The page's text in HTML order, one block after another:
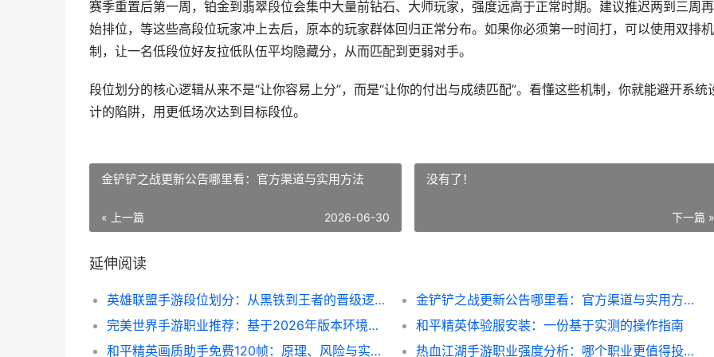
赛季重置后第一周，铂金到翡翠段位会集中大量前钻石、大师玩家，强度远高于正常时期。建议推迟两到三周
始排位，等这些高段位玩家冲上去后，原本的玩家群体回归正常分布。如果你必须第一时间打，可以使用双排机
制，让一名低段位好友拉低队伍平均隐藏分，从而匹配到更弱对手。
段位划分的核心逻辑从来不是“让你容易上分”，而是“让你的付出与成绩匹配”。看懂这些机制，你就能避开系统
计的陷阱，用更低场次达到目标段位。
金铲铲之战更新公告哪里看：官方渠道与实用方法
« 上一篇 2026-06-30
没有了！
下一篇 »
延伸阅读
英雄联盟手游段位划分：从黑铁到王者的晋级逻辑
金铲铲之战更新公告哪里看：官方渠道与实用方法
完美世界手游职业推荐：基于2026年版本环境的务实选择
和平精英体验服安装：一份基于实测的操作指南
和平精英画质助手免费120帧：原理、风险与实操指南
热血江湖手游职业强度分析：哪个职业更值得投入？